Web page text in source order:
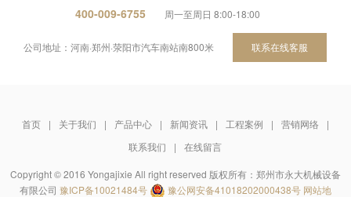
400-009-6755 周一至周日 8:00-18:00
公司地址：河南·郑州·荥阳市汽车南站南800米 联系在线客服
首页 | 关于我们 | 产品中心 | 新闻资讯 | 工程案例 | 营销网络
|
联系我们
| 在线留言
Copyright © 2016 Yongajixie All right reserved 版权所有：郑州市永大机械设备
有限公司 豫ICP备10021484号 豫公网安备41018202000438号 网站地